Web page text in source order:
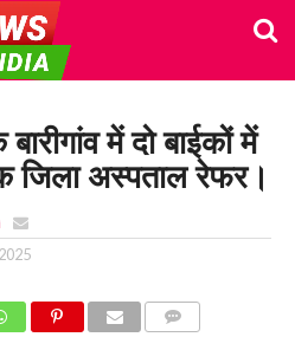
में दो बाईकों में
जिला अस्पताल रेफर।